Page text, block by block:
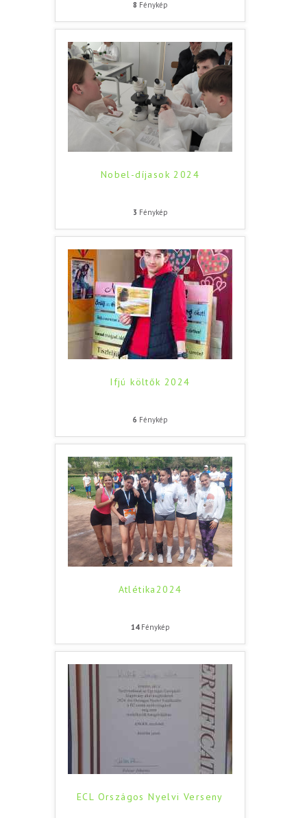
8 Fénykép
Nobel-díjasok 2024
3 Fénykép
Ifjú költők 2024
6 Fénykép
Atlétika2024
14Fénykép
ECL Országos Nyelvi Verseny